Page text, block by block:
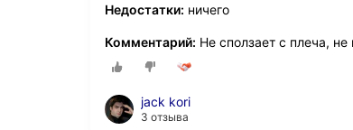
Недостатки: ничего
Комментарий: Не сползает с плеча,
jack kori
3 отзыва